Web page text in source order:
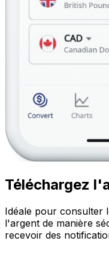
Téléchargez
Idéale pour consulter
l'argent de manière
recevoir des